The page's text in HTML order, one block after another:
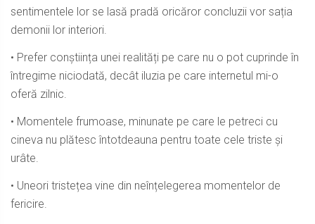
sentimentele lor se lasă pradă oricăror concluzii vor sația
demonii lor interiori.
• Prefer conștiința unei realități pe care nu o pot cuprinde în
întregime niciodată, decât iluzia pe care internetul mi-o
oferă zilnic.
• Momentele frumoase, minunate pe care le petreci cu
cineva nu plătesc întotdeauna pentru toate cele triste și
urâte.
• Uneori tristețea vine din neînțelegerea momentelor de
fericire.